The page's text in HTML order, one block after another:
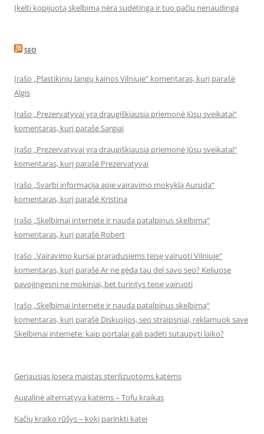
Įkelti kopijuotą skelbimą nėra sudėtinga ir tuo pačiu nenaudinga
SEO
Įrašo „Plastikinių langų kainos Vilniuje“ komentaras, kurį parašė
Algis
Įrašo „Prezervatyvai yra draugiškiausia priemonė Jūsų sveikatai“
komentaras, kurį parašė Sargiai
Įrašo „Prezervatyvai yra draugiškiausia priemonė Jūsų sveikatai“
komentaras, kurį parašė Prezervatyvai
Įrašo „Svarbi informacija apie vairavimo mokyklą Auruda“
komentaras, kurį parašė Kristina
Įrašo „Skelbimai internete ir nauda patalpinus skelbimą“
komentaras, kurį parašė Robert
Įrašo „Vairavimo kursai praradusiems teisę vairuoti Vilniuje“
komentaras, kurį parašė Ar ne gėda tau del savo seo? Keliuose
pavojingesni ne mokiniai, bet turintys teisę vairuoti
Įrašo „Skelbimai internete ir nauda patalpinus skelbimą“
komentaras, kurį parašė Diskusijos, seo straipsniai, reklamuok save
Skelbimai internete: kaip portalai gali padėti sutaupyti laiko?
Geriausias Josera maistas sterilizuotoms katėms
Augalinė alternatyva katėms – Tofu kraikas
Kačių kraiko rūšys – kokį parinkti katei